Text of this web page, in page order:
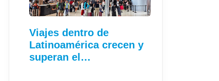
Viajes dentro de
Latinoamérica crecen y
superan el…